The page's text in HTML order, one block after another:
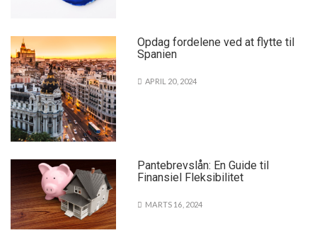
Opdag fordelene ved at flytte til
Spanien
APRIL 20, 2024
Pantebrevslån: En Guide til
Finansiel Fleksibilitet
MARTS 16, 2024